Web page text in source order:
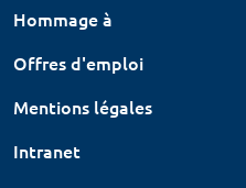
Hommage à
Offres d'emploi
Mentions légales
Intranet